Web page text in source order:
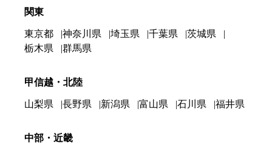
関東
東京都 神奈川県 埼玉県 千葉県
茨城県
栃木県
群馬県
甲信越・北陸
山梨県 長野県 新潟県 富山県 石川県 福井県
中部・近畿